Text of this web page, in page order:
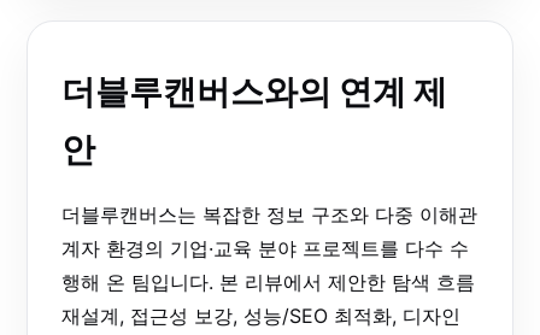
더블루캔버스와의 연계 제
안
더블루캔버스는 복잡한 정보 구조와 다중 이해관
계자 환경의 기업·교육 분야 프로젝트를 다수 수
행해 온 팀입니다. 본 리뷰에서 제안한 탐색 흐름
재설계, 접근성 보강, 성능/SEO 최적화, 디자인